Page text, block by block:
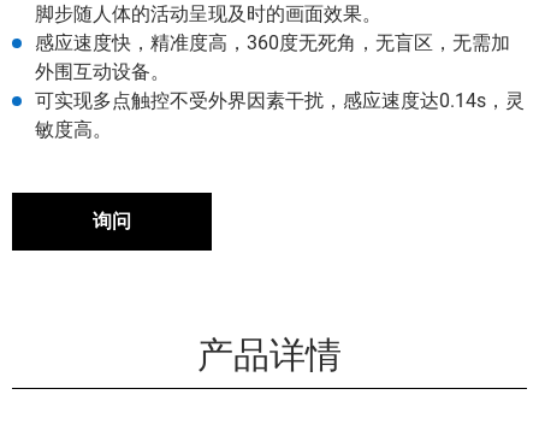
脚步随人体的活动呈现及时的画面效果。
感应速度快，精准度高，360度无死角，无盲区，无需加
外围互动设备。
可实现多点触控不受外界因素干扰，感应速度达0.14s，灵
敏度高。
询问
产品详情